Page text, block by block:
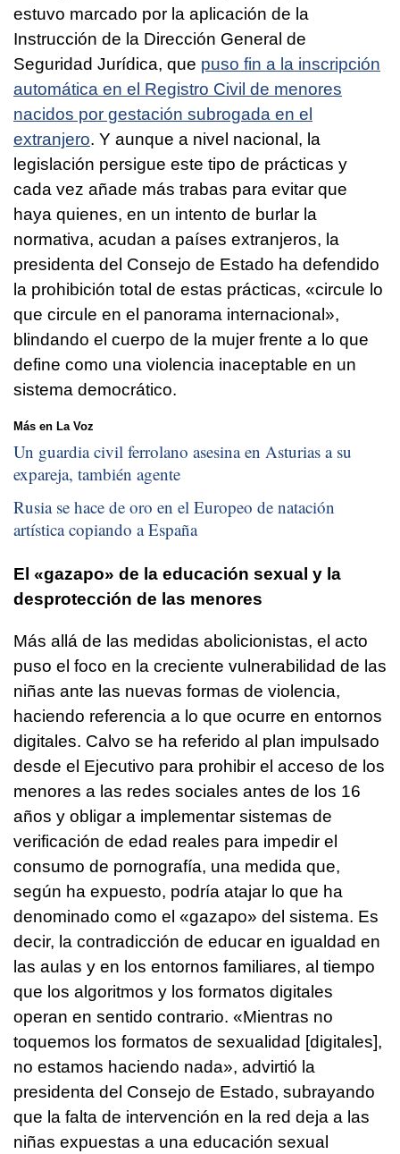
estuvo marcado por la aplicación de la
Instrucción de la Dirección General de
Seguridad Jurídica, que puso fin a la inscripción
automática en el Registro Civil de menores
nacidos por gestación subrogada en el
extranjero. Y aunque a nivel nacional, la
legislación persigue este tipo de prácticas y
cada vez añade más trabas para evitar que
haya quienes, en un intento de burlar la
normativa, acudan a países extranjeros, la
presidenta del Consejo de Estado ha defendido
la prohibición total de estas prácticas, «circule lo
que circule en el panorama internacional»,
blindando el cuerpo de la mujer frente a lo que
define como una violencia inaceptable en un
sistema democrático.
Más en La Voz
Un guardia civil ferrolano asesina en Asturias a su
expareja, también agente
Rusia se hace de oro en el Europeo de natación
artística copiando a España
El «gazapo» de la educación sexual y la
desprotección de las menores
Más allá de las medidas abolicionistas, el acto
puso el foco en la creciente vulnerabilidad de las
niñas ante las nuevas formas de violencia,
haciendo referencia a lo que ocurre en entornos
digitales. Calvo se ha referido al plan impulsado
desde el Ejecutivo para prohibir el acceso de los
menores a las redes sociales antes de los 16
años y obligar a implementar sistemas de
verificación de edad reales para impedir el
consumo de pornografía, una medida que,
según ha expuesto, podría atajar lo que ha
denominado como el «gazapo» del sistema. Es
decir, la contradicción de educar en igualdad en
las aulas y en los entornos familiares, al tiempo
que los algoritmos y los formatos digitales
operan en sentido contrario. «Mientras no
toquemos los formatos de sexualidad [digitales],
no estamos haciendo nada», advirtió la
presidenta del Consejo de Estado, subrayando
que la falta de intervención en la red deja a las
niñas expuestas a una educación sexual